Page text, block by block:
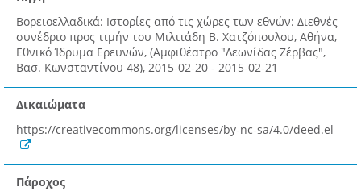
Βορειοελλαδικά: Ιστορίες από τις χώρες των εθνών: Διεθνές
συνέδριο προς τιμήν του Μιλτιάδη Β. Χατζόπουλου, Αθήνα,
Εθνικό Ίδρυμα Ερευνών, (Αμφιθέατρο "Λεωνίδας Ζέρβας",
Bασ. Κωνσταντίνου 48), 2015-02-20 - 2015-02-21
Δικαιώματα
https://creativecommons.org/licenses/by-nc-sa/4.0/deed.el
Πάροχος